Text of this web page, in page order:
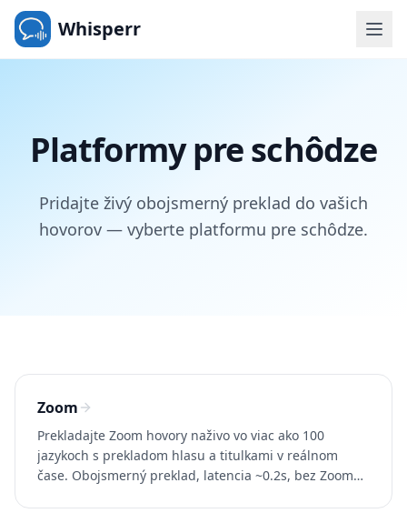
Whisperr
Platformy pre schôdze
Pridajte živý obojsmerný preklad do vašich
hovorov — vyberte platformu pre schôdze.
Zoom
Prekladajte Zoom hovory naživo vo viac ako 100
jazykoch s prekladom hlasu a titulkami v reálnom
čase. Obojsmerný preklad, latencia ~0.2s, bez Zoom